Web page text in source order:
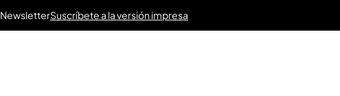
NewsletterSuscríbete a la versión impresa